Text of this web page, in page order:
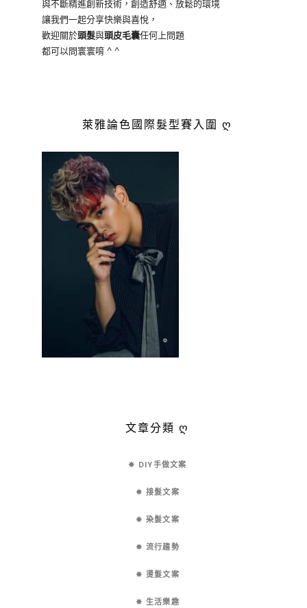
與不斷精進創新技術，創造舒適、放鬆的環境
讓我們一起分享快樂與喜悅，
歡迎關於頭髮與頭皮毛囊任何上問題
都可以問寰寰唷 ^ ^
萊雅論色國際髮型賽入圍 ღ
文章分類 ღ
✵ DIY手做文案
✵ 接髮文案
✵ 染髮文案
✵ 流行趨勢
✵ 燙髮文案
✵ 生活樂趣